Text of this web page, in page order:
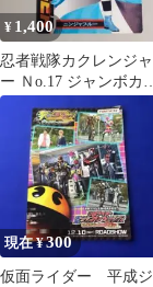
¥ 1,400
忍者戦隊カクレンジャ
ー Ｎo.17 ジャンボカー
ド レア物非売品
現在 ¥300
仮面ライダー 平成ジ